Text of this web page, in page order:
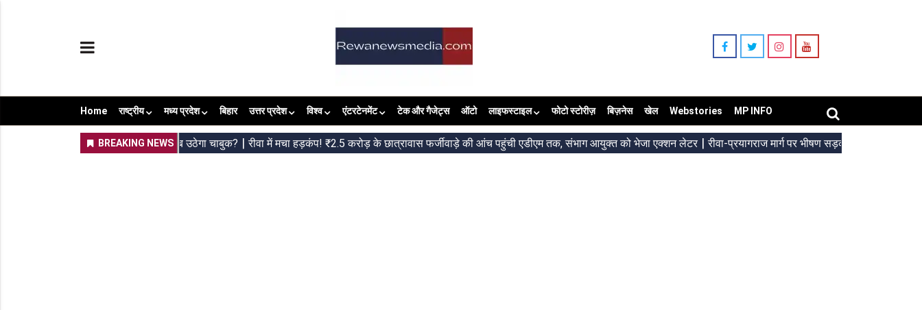
Home राष्ट्रीय मध्य प्रदेश बिहार उत्तर प्रदेश विश्व एंटरटेनमेंट टेक और गैजेट्स ऑटो लाइफस्टाइल फोटो स्टोरीज़ बिज़नेस खेल Webstories MP INFO